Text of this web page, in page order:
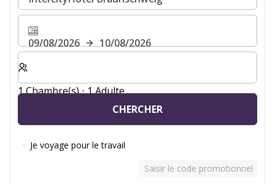
09/08/2026
10/08/2026
Sélectionnez le nombre de chambres et d'invités pour
1 Chambre(s) ⋅ 1 Adulte
CHERCHER
Je voyage pour le travail
Saisir le code promotionnel